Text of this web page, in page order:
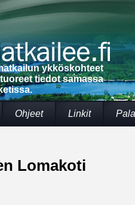
ykköskohteet
tiedot samassa
Ohjeet Linkit
Lomakoti